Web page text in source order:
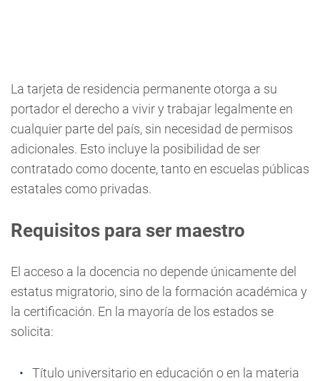
La tarjeta de residencia permanente otorga a su
portador el derecho a vivir y trabajar legalmente en
cualquier parte del país, sin necesidad de permisos
adicionales. Esto incluye la posibilidad de ser
contratado como docente, tanto en escuelas públicas
estatales como privadas.
Requisitos para ser maestro
El acceso a la docencia no depende únicamente del
estatus migratorio, sino de la formación académica y
la certificación. En la mayoría de los estados se
solicita:
Título universitario en educación o en la materia